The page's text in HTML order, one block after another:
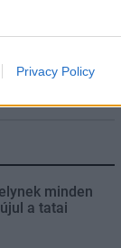
Privacy Policy
is eléri a
minden
a tatai